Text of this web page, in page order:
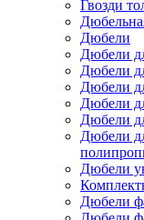
Гвозди
Дюбели
Дюбели
Дюбели
Дюбели
Дюбели
Дюбели
Дюбели
Дюбели
Дюбели